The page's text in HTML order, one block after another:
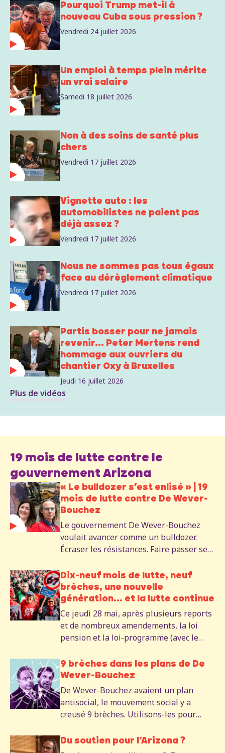
Pourquoi Trump met-il à
nouveau Cuba sous pression ?
Vendredi 24 juillet 2026
Un emploi à temps plein mérite
un vrai salaire
Samedi 18 juillet 2026
Non à des soins de santé plus
chers
Vendredi 17 juillet 2026
Vignette auto : les
automobilistes ne paient pas
déjà assez ?
Vendredi 17 juillet 2026
Nous ne sommes pas tous égaux
face au dérèglement climatique
Vendredi 17 juillet 2026
Partis bosser pour ne jamais
revenir... Peter Mertens rend
hommage aux ouvriers du
chantier Oxy à Bruxelles
Jeudi 16 juillet 2026
Plus de vidéos
19 mois de lutte contre le
gouvernement Arizona
« Le bulldozer s’est enlisé » | 19
mois de lutte contre De Wever-
Bouchez
Le gouvernement De Wever-Bouchez
voulait avancer comme un bulldozer.
Écraser les résistances. Faire passer ses
plus tard, le bulldozer s'est enlisé.
Dix-neuf mois de lutte, neuf
brèches, une nouvelle
génération... et la lutte continue
Ce jeudi 28 mai, après plusieurs reports
et de nombreux amendements, la loi
pension et la loi-programme (avec le
l’augmentation de la TVA) du
gouvernement De Wever-Bouchez ont
finalement été votées. Même amendés,
même affaiblis par des mois de
mobilisation, ces textes restent des
attaques contre le droit au repos ou
contre notre pouvoir d’achat. Nous
continuerons à les combattre.
9 brèches dans les plans de De
Wever-Bouchez
De Wever-Bouchez avaient un plan
antisocial, le mouvement social y a
creusé 9 brèches. Utilisons-les pour
Du soutien pour l'Arizona ?